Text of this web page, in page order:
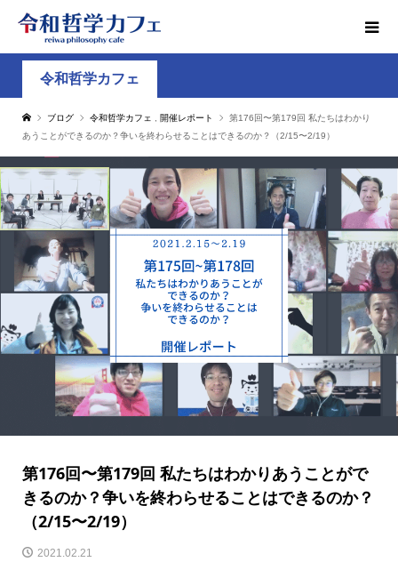
令和哲学カフェ
ブログ 令和哲学カフェ 開催レポート
第176回〜第179回 私たちはわかり
あうことができるのか？争いを終わらせることはできるのか？（2/15〜2/19）
第176回〜第179回 私たちはわかりあうことがで
きるのか？争いを終わらせることはできるのか？
（2/15〜2/19）
2021.02.21